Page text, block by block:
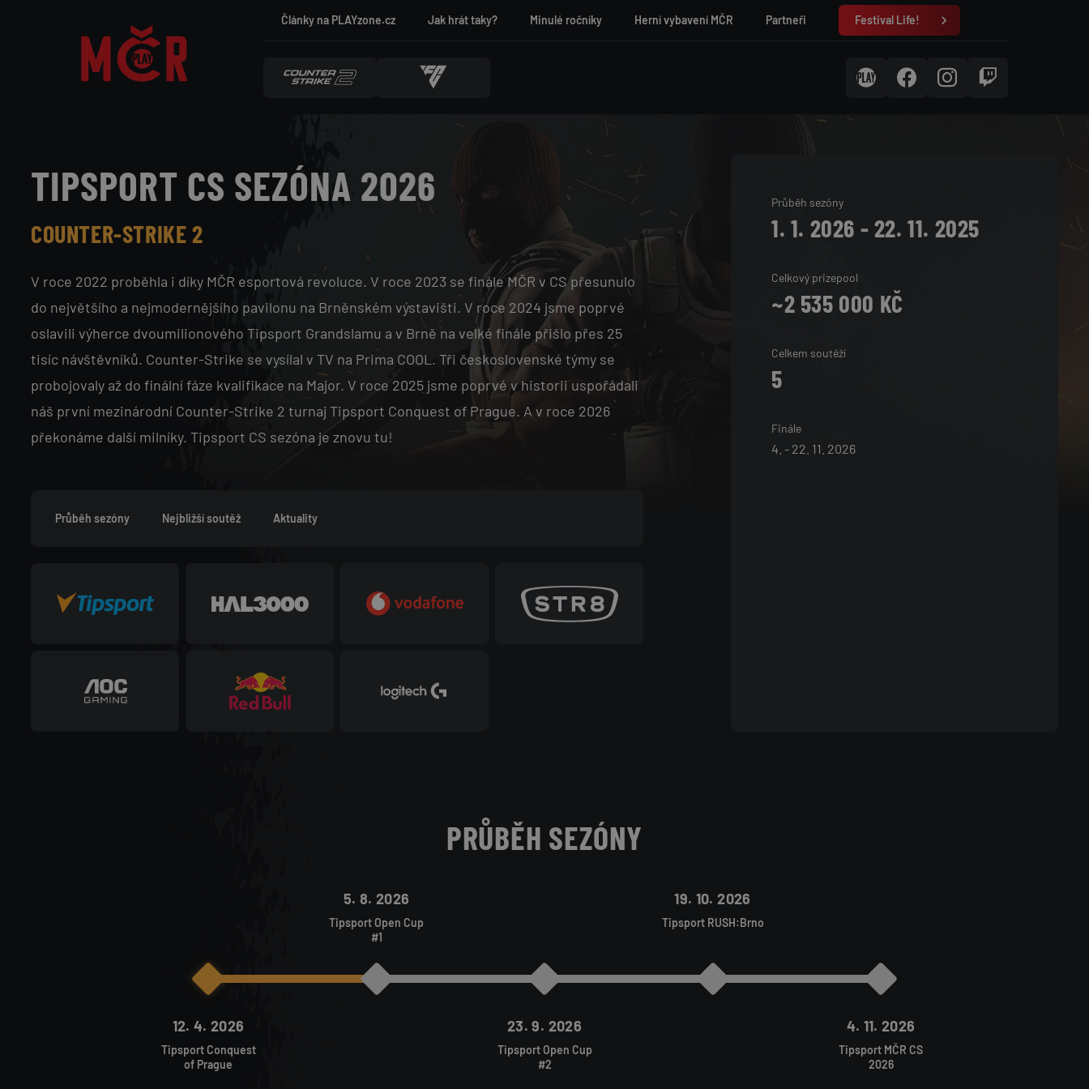
V
N
A
V
G
C
Články na PLAYzone.cz Jak hrát taky? Minulé ročníky Herní vybavení MČR Partneři Festival Life!
TIPSPORT CS SEZÓNA 2026
COUNTER-STRIKE 2
V roce 2022 proběhla i díky MČR esportová revoluce. V roce 2023 se finále MČR v CS přesunulo
do největšího a nejmodernějšího pavilonu na Brněnském výstavišti. V roce 2024 jsme poprvé
oslavili výherce dvoumilionového Tipsport Grandslamu a v Brně na velké finále přišlo přes 25
tisíc návštěvníků. Counter-Strike se vysílal v TV na Prima COOL. Tři československé týmy se
probojovaly až do finální fáze kvalifikace na Major. V roce 2025 jsme poprvé v historii uspořádali
náš první mezinárodní Counter-Strike 2 turnaj Tipsport Conquest of Prague. A v roce 2026
překonáme další milníky. Tipsport CS sezóna je znovu tu!
Průběh sezóny Nejbližší soutěž Aktuality
Průběh sezóny
1. 1. 2026 - 22. 11. 2025
Celkový prizepool
~2 535 000 KČ
Celkem soutěží
5
Finále
4. - 22. 11. 2026
PRŮBĚH SEZÓNY
12. 4. 2026
Tipsport Conquest
of Prague
5. 8. 2026
Tipsport Open Cup
#1
23. 9. 2026
Tipsport Open Cup
#2
19. 10. 2026
Tipsport RUSH:Brno
4. 11. 2026
Tipsport MČR CS
2026